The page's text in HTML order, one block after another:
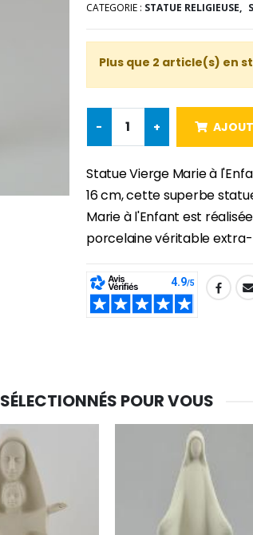
€6.00
CATEGORIE : STATUE RELIGIEUSE,
Plus que 2 article(s) en
- +
Statue Vierge Marie à
16 cm, cette superbe
Marie à l'Enfant est
porcelaine véritable
SHARE:
SÉLECTIONNÉS POUR VOUS